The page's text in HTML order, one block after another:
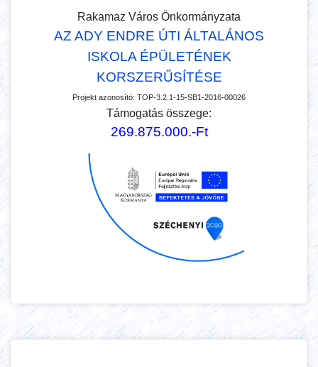
Rakamaz Város Önkormányzata
AZ ADY ENDRE ÚTI ÁLTALÁNOS
ISKOLA ÉPÜLETÉNEK
KORSZERŰSÍTÉSE
Projekt azonosító: TOP-3.2.1-15-SB1-2016-00026
Támogatás összege:
269.875.000.-Ft